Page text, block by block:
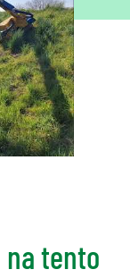
na tento